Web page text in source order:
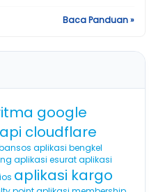
Baca Panduan »
google
api cloudflare
aplikasi bengkel
aplikasi esurataplikasi
aplikasi kargo